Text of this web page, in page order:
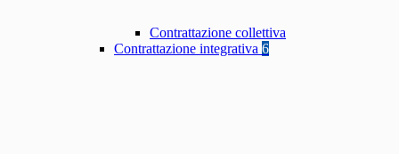
Contrattazione collettiva
Contrattazione integrativa 6